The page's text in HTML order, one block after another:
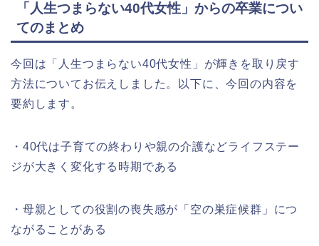
「人生つまらない40代女性」からの卒業につい
てのまとめ
今回は「人生つまらない40代女性」が輝きを取り戻す
方法についてお伝えしました。以下に、今回の内容を
要約します。
・40代は子育ての終わりや親の介護などライフステー
ジが大きく変化する時期である
・母親としての役割の喪失感が「空の巣症候群」につ
ながることがある